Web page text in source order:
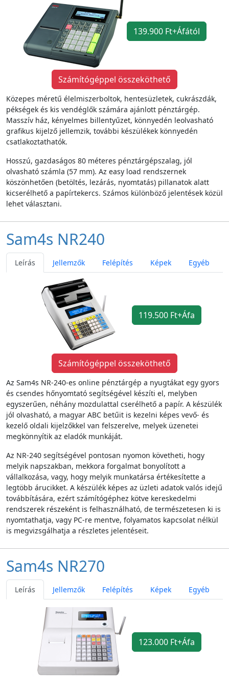
139.900 Ft+Áfától
Számítógéppel összeköthető
Közepes méretű élelmiszerboltok, hentesüzletek, cukrászdák,
pékségek és kis vendéglők számára ajánlott pénztárgép.
Masszív ház, kényelmes billentyűzet, könnyedén leolvasható
grafikus kijelző jellemzik, további készülékek könnyedén
csatlakoztathatók.
Hosszú, gazdaságos 80 méteres pénztárgépszalag, jól
olvasható számla (57 mm). Az easy load rendszernek
köszönhetően (betöltés, lezárás, nyomtatás) pillanatok alatt
kicserélhető a papírtekercs. Számos különböző jelentések közül
lehet választani.
Sam4s NR240
Leírás Jellemzők Felépítés Képek Egyéb
119.500 Ft+Áfa
Számítógéppel összeköthető
Az Sam4s NR-240-es online pénztárgép a nyugtákat egy gyors
és csendes hőnyomtató segítségével készíti el, melyben
egyszerűen, néhány mozdulattal cserélhető a papír. A készülék
jól olvasható, a magyar ABC betűit is kezelni képes vevő- és
kezelő oldali kijelzőkkel van felszerelve, melyek üzenetei
megkönnyítik az eladók munkáját.
Az NR-240 segítségével pontosan nyomon követheti, hogy
melyik napszakban, mekkora forgalmat bonyolított a
vállalkozása, vagy, hogy melyik munkatársa értékesítette a
legtöbb árucikket. A készülék képes az üzleti adatok valós idejű
továbbítására, ezért számítógéphez kötve kereskedelmi
rendszerek részeként is felhasználható, de természetesen ki is
nyomtathatja, vagy PC-re mentve, folyamatos kapcsolat nélkül
is megvizsgálhatja a részletes jelentéseit.
Sam4s NR270
Leírás Jellemzők Felépítés Képek Egyéb
123.000 Ft+Áfa